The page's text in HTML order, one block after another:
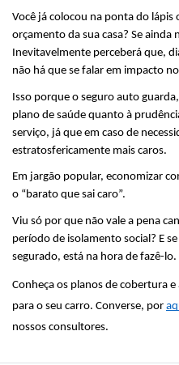
Você já colocou na ponta do
orçamento da sua casa? Se
Inevitavelmente perceberá que,
não há que se falar em impacto
Isso porque o seguro auto
plano de saúde quanto à
serviço, já que em caso de
estratosfericamente mais caros.
Em jargão popular, economizar
o “barato que sai caro”.
Viu só por que não vale a pena
período de isolamento social? E
segurado, está na hora de fazê-lo.
Conheça os planos de cobertura e
para o seu carro. Converse, por
nossos consultores.